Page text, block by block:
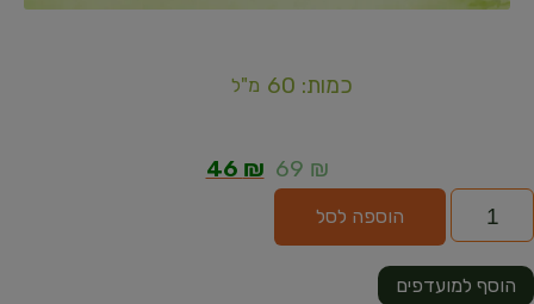
כמות: 60 מ"ל
69 ₪
46 ₪
הוספה לסל
הוסף למועדפים